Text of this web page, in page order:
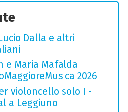
Dalla e altri
e Maria Mafalda
2026
violoncello solo I -
a Leggiuno